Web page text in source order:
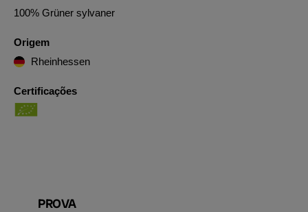
100% Grüner sylvaner
Origem
Rheinhessen
Certificações
PROVA